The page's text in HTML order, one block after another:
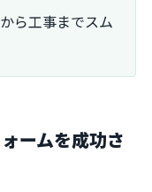
ら工事までスム
ームを成功さ